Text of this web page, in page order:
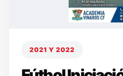
2021 Y 2022